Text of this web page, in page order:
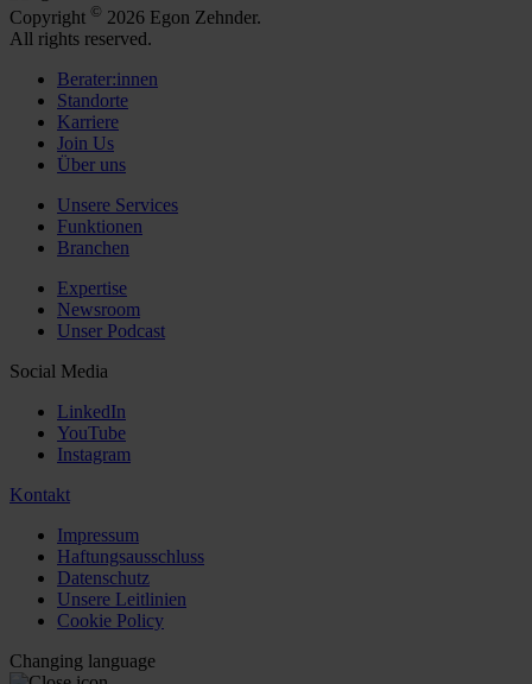
Copyright © 2026 Egon Zehnder.
All rights reserved.
Berater:innen
Standorte
Karriere
Join Us
Über uns
Unsere Services
Funktionen
Branchen
Expertise
Newsroom
Unser Podcast
Social Media
LinkedIn
YouTube
Instagram
Kontakt
Impressum
Haftungsausschluss
Datenschutz
Unsere Leitlinien
Cookie Policy
Changing language